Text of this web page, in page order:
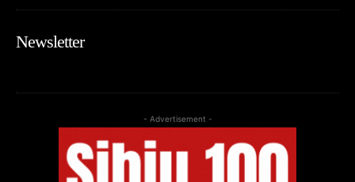
Newsletter
- Advertisement -